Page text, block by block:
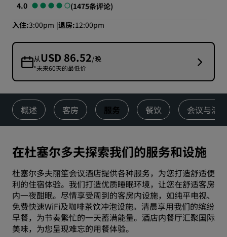
4.0
(1475条评论)
入住 3:00pm 退房 12:00pm
从USD 86.52/晚
*未来60天的最低价
概述 客房 服务 餐饮 会议与活动
在杜塞尔多夫探索我们的服务和设施
杜塞尔多夫丽笙会议酒店提供各种服务，为您打造舒适便
利的住宿体验。我们打造优质睡眠环境，让您在舒适客房
内一夜酣眠。尽情享受周到的客房内设施，如纯平电视、
免费快速WiFi及咖啡茶饮冲泡设施。清晨享用我们的缤纷
早餐，为节奏繁忙的一天蓄满能量。酒店内餐厅汇聚国际
美味，为您呈现难忘的用餐体验。